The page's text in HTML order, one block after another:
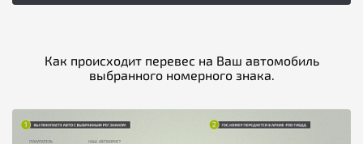
Как происходит перевес на Ваш автомобиль
выбранного номерного знака.